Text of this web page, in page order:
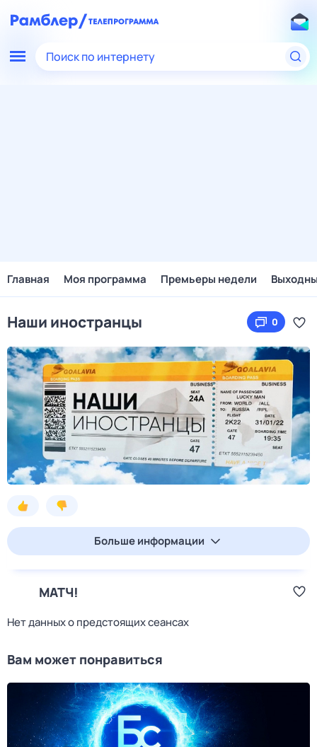
Поиск по интернету
Главная Моя программа Премьеры недели
Наши иностранцы 0
Больше информации
МАТЧ!
Нет данных о предстоящих сеансах
Вам может понравиться